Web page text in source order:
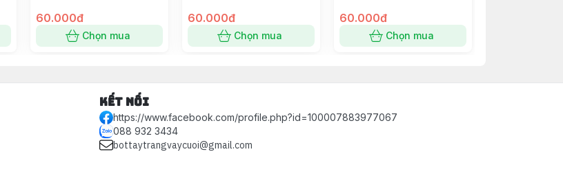
60.000đ
Chọn mua
60.000đ
Chọn mua
60.000đ
Chọn mua
Kết nối
https://www.facebook.com/profile.php?id=100007883977067
088 932 3434
bottaytrangvaycuoi@gmail.com